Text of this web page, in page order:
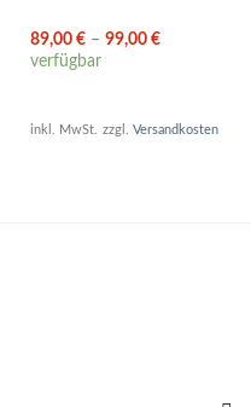
89,00 €– 99,00 €
verfügbar
inkl. MwSt. zzgl. Versandkosten